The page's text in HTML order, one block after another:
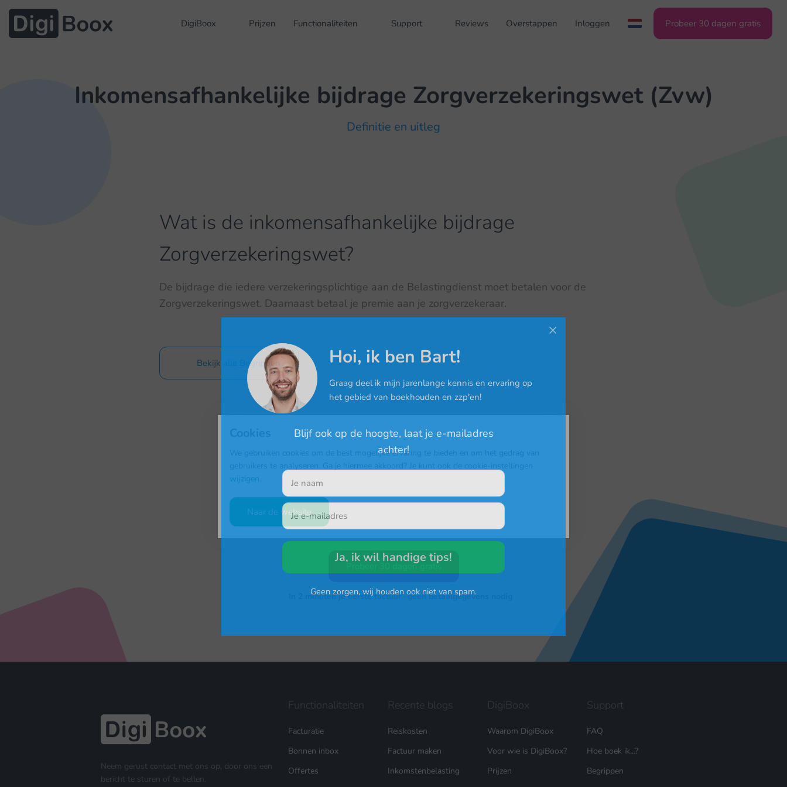
DigiBoox Prijzen Functionaliteiten Support Reviews Overstappen Inloggen Probeer 30 dagen gratis
Inkomensafhankelijke bijdrage Zorgverzekeringswet (Zvw)
Definitie en uitleg
Wat is de inkomensafhankelijke bijdrage
Zorgverzekeringswet?
De bijdrage die iedere verzekeringsplichtige aan de Belastingdienst moet betalen voor de
Zorgverzekeringswet. Daarnaast betaal je premie aan je zorgverzekeraar.
Bekijk alle Begrippen
Begin direct en probeer DigiBoox
vrijblijvend een maand gratis
4.9/5· 100.000+ zzp'ers gingen je voor
Probeer 30 dagen gratis
In 2 minuten je eerste factuur · geen betaalgegevens nodig
Neem gerust contact met ons op, door ons een
bericht te sturen of te bellen.
Functionaliteiten
Facturatie
Bonnen inbox
Offertes
Recente blogs
Reiskosten
Factuur maken
Inkomstenbelasting
DigiBoox
Waarom DigiBoox
Voor wie is DigiBoox?
Prijzen
Support
FAQ
Hoe boek ik...?
Begrippen
We gebruiken cookies om de best mogelijke ervaring te bieden en om het gedrag van
wijzigen
Naar de website
Hoi, ik ben Bart!
Graag deel ik mijn jarenlange kennis en ervaring op
het gebied van boekhouden en zzp'en!
Blijf ook op de hoogte, laat je e-mailadres
achter!
Ja, ik wil handige tips!
Geen zorgen, wij houden ook niet van spam.